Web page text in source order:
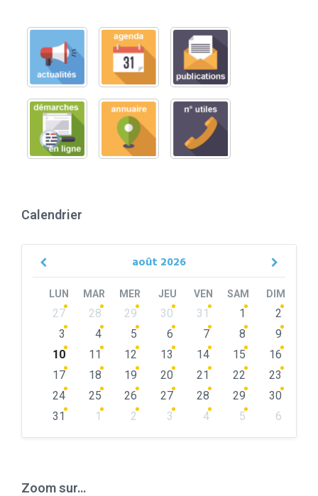
Calendrier
août 2026
Previous
LUN MAR MER JEU VEN SAM DIM
Skip
calendar
27 28 29 30 31 1
2
3
4 5 6 7 8
9
10
11 12 13 14 15
16
17
18 19 20 21 22
23
24
25 26 27 28 29
30
31
1 2 3 4 5
6
Zoom sur…